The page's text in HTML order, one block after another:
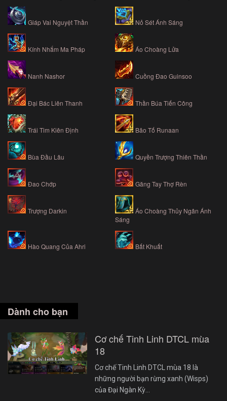
Giáp Vai Nguyệt Thần Nỏ Sét Ánh Sáng
Kính Nhắm Ma Pháp Áo Choàng Lửa
Nanh Nashor Cuồng Đao Guinsoo
Đại Bác Liên Thanh Thần Búa Tiến Công
Trái Tim Kiên Định Bão Tố Runaan
Bùa Đầu Lâu Quyền Trượng Thiên Thần
Đao Chớp Găng Tay Thợ Rèn
Trượng Darkin
Áo Choàng Thủy Ngân Ánh
Sáng
Hào Quang Của Ahri Bất Khuất
Dành cho bạn
Cơ chế Tinh Linh DTCL mùa
18
Cơ chế Tinh Linh DTCL mùa 18 là
những người bạn rừng xanh (Wisps)
của Đại Ngàn Kỳ…